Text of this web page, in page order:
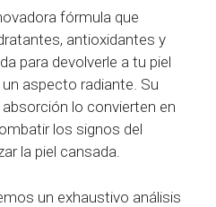
fórmula que
antioxidantes y
para devolverle a tu piel
aspecto radiante. Su
lo convierten en
los signos del
la piel cansada.
un exhaustivo análisis